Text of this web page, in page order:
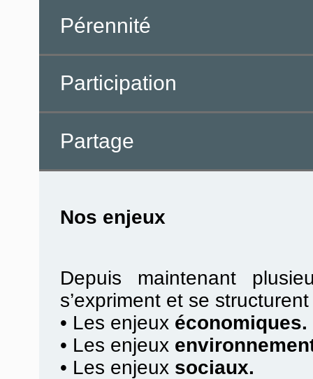
Pérennité
Participation
Partage
Nos enjeux
Depuis maintenant
s’expriment et se
• Les enjeux économiques.
• Les enjeux
• Les enjeux sociaux.